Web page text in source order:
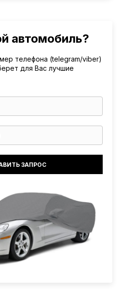
автомобиль?
телефона (telegram/viber)
для Вас лучшие